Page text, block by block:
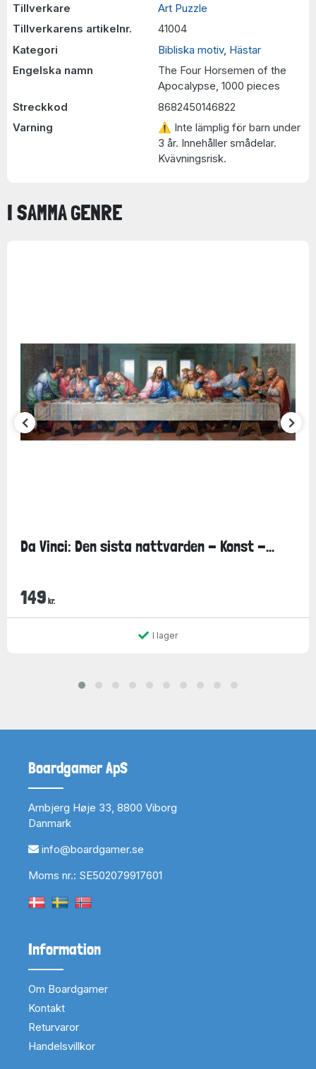
Tillverkare
Art Puzzle
Tillverkarens artikelnr.
41004
Kategori
Bibliska motiv, Hästar
Engelska namn
The Four Horsemen of the
Apocalypse, 1000 pieces
Streckkod
8682450146822
Varning
⚠ Inte lämplig för barn under
3 år. Innehåller smådelar.
Kvävningsrisk.
I SAMMA GENRE
Da Vinci: Den sista nattvarden - Konst -...
149 kr.
I lager
Boardgamer ApS
Arnbjerg Høje 33, 8800 Viborg
Danmark
info@boardgamer.se
Moms nr.: SE502079917601
Information
Om Boardgamer
Kontakt
Returvaror
Handelsvillkor